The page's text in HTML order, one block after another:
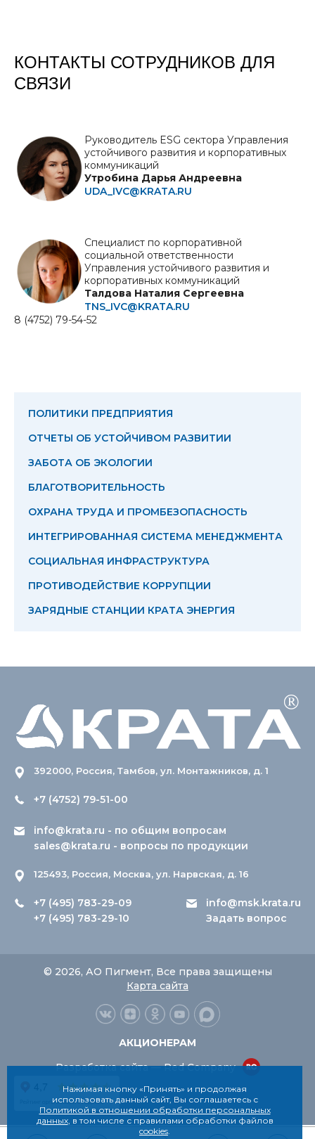
КОНТАКТЫ СОТРУДНИКОВ ДЛЯ
СВЯЗИ
Руководитель ESG сектора Управления
устойчивого развития и корпоративных
коммуникаций
Утробина Дарья Андреевна
UDA_IVC@KRATA.RU
Специалист по корпоративной
социальной ответственности
Управления устойчивого развития и
корпоративных коммуникаций
Талдова Наталия Сергеевна
TNS_IVC@KRATA.RU
8 (4752) 79-54-52
ПОЛИТИКИ ПРЕДПРИЯТИЯ
ОТЧЕТЫ ОБ УСТОЙЧИВОМ РАЗВИТИИ
ЗАБОТА ОБ ЭКОЛОГИИ
БЛАГОТВОРИТЕЛЬНОСТЬ
ОХРАНА ТРУДА И ПРОМБЕЗОПАСНОСТЬ
ИНТЕГРИРОВАННАЯ СИСТЕМА МЕНЕДЖМЕНТА
СОЦИАЛЬНАЯ ИНФРАСТРУКТУРА
ПРОТИВОДЕЙСТВИЕ КОРРУПЦИИ
ЗАРЯДНЫЕ СТАНЦИИ КРАТА ЭНЕРГИЯ
392000, Россия, Тамбов, ул. Монтажников, д. 1
+7 (4752) 79-51-00
info@krata.ru - по общим вопросам
sales@krata.ru - вопросы по продукции
125493, Россия, Москва, ул. Нарвская, д. 16
+7 (495) 783-29-09
+7 (495) 783-29-10
info@msk.krata.ru
Задать вопрос
© 2026, АО Пигмент, Все права защищены
Карта сайта
АКЦИОНЕРАМ
Разработка сайта — Red Company
Нажимая кнопку «Принять» и продолжая
использовать данный сайт, Вы соглашаетесь с
Политикой в отношении обработки персональных
данных, в том числе с правилами обработки файлов
cookies.